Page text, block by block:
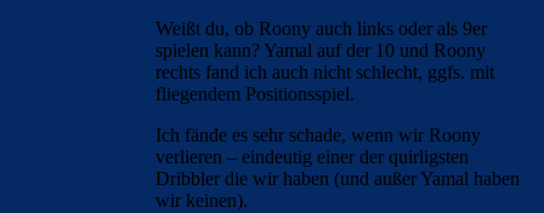
Weißt du, ob Roony auch links oder als 9er
spielen kann? Yamal auf der 10 und Roony
rechts fand ich auch nicht schlecht, ggfs. mit
fliegendem Positionsspiel.
Ich fände es sehr schade, wenn wir Roony
verlieren – eindeutig einer der quirligsten
Dribbler die wir haben (und außer Yamal haben
wir keinen).